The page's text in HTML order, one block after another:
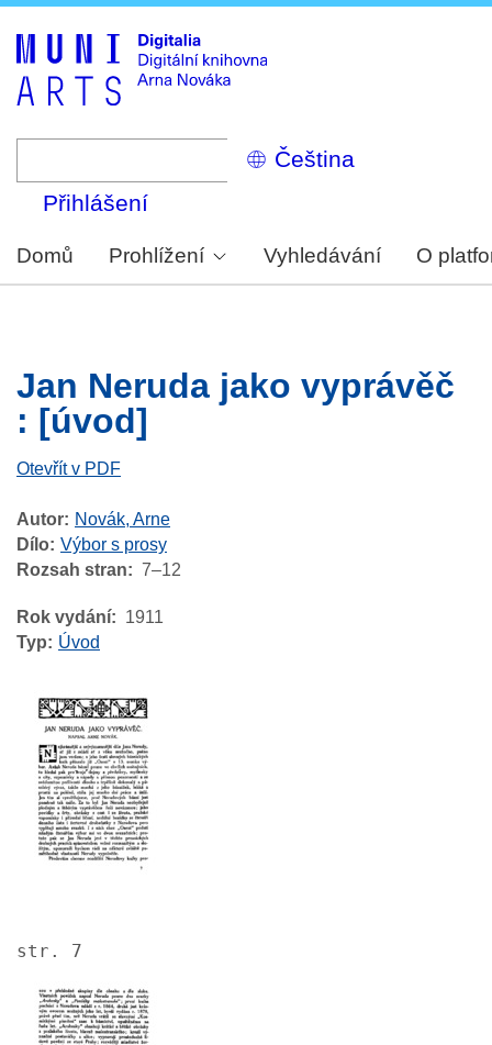
Select
your
Přihlášení
Domů Prohlížení Vyhledávání O
Jan Neruda jako vyprávěč
: [úvod]
Otevřít v PDF
Autor
Novák, Arne
Dílo Výbor s prosy
Rozsah stran
7–12
Rok vydání
1911
Typ
Úvod
str. 7